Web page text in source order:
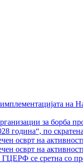
на
за борба
година“, по
осврт на
осврт на
ГЦЕРФ се сретна со